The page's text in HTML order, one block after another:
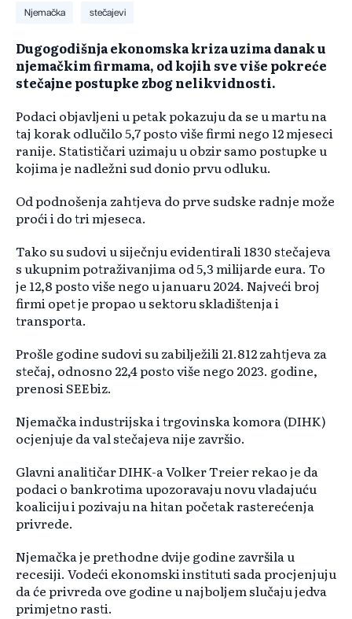
Njemačka stečajevi
Dugogodišnja ekonomska kriza uzima danak u
njemačkim firmama, od kojih sve više pokreće
stečajne postupke zbog nelikvidnosti.
Podaci objavljeni u petak pokazuju da se u martu na
taj korak odlučilo 5,7 posto više firmi nego 12 mjeseci
ranije. Statističari uzimaju u obzir samo postupke u
kojima je nadležni sud donio prvu odluku.
Od podnošenja zahtjeva do prve sudske radnje može
proći i do tri mjeseca.
Tako su sudovi u siječnju evidentirali 1830 stečajeva
s ukupnim potraživanjima od 5,3 milijarde eura. To
je 12,8 posto više nego u januaru 2024. Najveći broj
firmi opet je propao u sektoru skladištenja i
transporta.
Prošle godine sudovi su zabilježili 21.812 zahtjeva za
stečaj, odnosno 22,4 posto više nego 2023. godine,
prenosi SEEbiz.
Njemačka industrijska i trgovinska komora (DIHK)
ocjenjuje da val stečajeva nije završio.
Glavni analitičar DIHK-a Volker Treier rekao je da
podaci o bankrotima upozoravaju novu vladajuću
koaliciju i pozivaju na hitan početak rasterećenja
privrede.
Njemačka je prethodne dvije godine završila u
recesiji. Vodeći ekonomski instituti sada procjenjuju
da će privreda ove godine u najboljem slučaju jedva
primjetno rasti.